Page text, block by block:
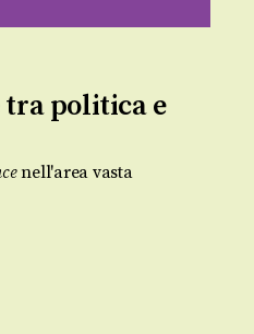
politica e
nell'area vasta